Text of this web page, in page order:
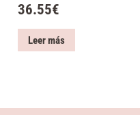
36.55€
Leer más